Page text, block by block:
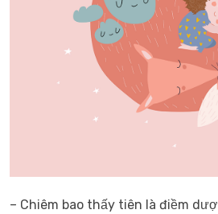
– Chiêm bao thấy tiên là điềm